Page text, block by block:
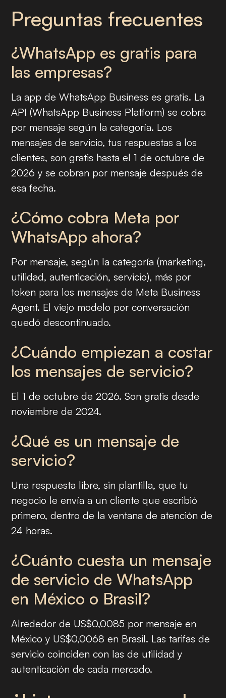
Preguntas frecuentes
¿WhatsApp es gratis para
las empresas?
La app de WhatsApp Business es gratis. La
API (WhatsApp Business Platform) se cobra
por mensaje según la categoría. Los
mensajes de servicio, tus respuestas a los
clientes, son gratis hasta el 1 de octubre de
2026 y se cobran por mensaje después de
esa fecha.
¿Cómo cobra Meta por
WhatsApp ahora?
Por mensaje, según la categoría (marketing,
utilidad, autenticación, servicio), más por
token para los mensajes de Meta Business
Agent. El viejo modelo por conversación
quedó descontinuado.
¿Cuándo empiezan a costar
los mensajes de servicio?
El 1 de octubre de 2026. Son gratis desde
noviembre de 2024.
¿Qué es un mensaje de
servicio?
Una respuesta libre, sin plantilla, que tu
negocio le envía a un cliente que escribió
primero, dentro de la ventana de atención de
24 horas.
¿Cuánto cuesta un mensaje
de servicio de WhatsApp
en México o Brasil?
Alrededor de US$0,0085 por mensaje en
México y US$0,0068 en Brasil. Las tarifas de
servicio coinciden con las de utilidad y
autenticación de cada mercado.